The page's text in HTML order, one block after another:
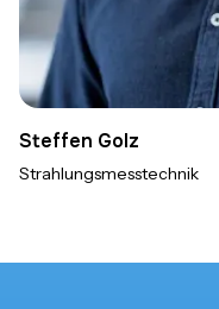
Steffen Golz
Strahlungsmesstechnik